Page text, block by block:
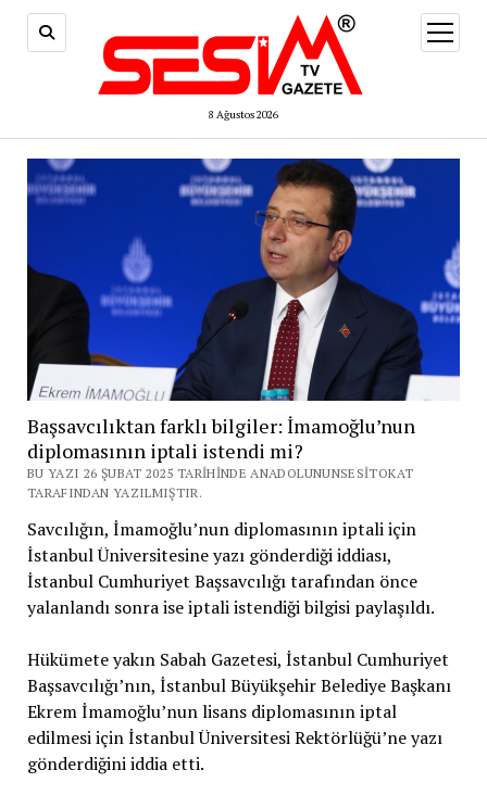
8 Ağustos 2026
aç
Başsavcılıktan farklı bilgiler: İmamoğlu’nun
diplomasının iptali istendi mi?
BU YAZI 26 ŞUBAT 2025 TARIHINDE ANADOLUNUNSESITOKAT
TARAFINDAN YAZILMIŞTIR.
Savcılığın, İmamoğlu’nun diplomasının iptali için
İstanbul Üniversitesine yazı gönderdiği iddiası,
İstanbul Cumhuriyet Başsavcılığı tarafından önce
yalanlandı sonra ise iptali istendiği bilgisi paylaşıldı.
Hükümete yakın Sabah Gazetesi, İstanbul Cumhuriyet
Başsavcılığı’nın, İstanbul Büyükşehir Belediye Başkanı
Ekrem İmamoğlu’nun lisans diplomasının iptal
edilmesi için İstanbul Üniversitesi Rektörlüğü’ne yazı
gönderdiğini iddia etti.